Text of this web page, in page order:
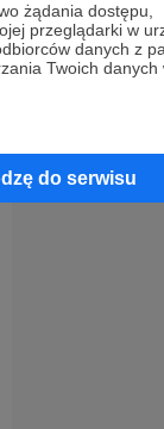
żądania dostępu,
przeglądarki w
danych z
Twoich danych
do serwisu